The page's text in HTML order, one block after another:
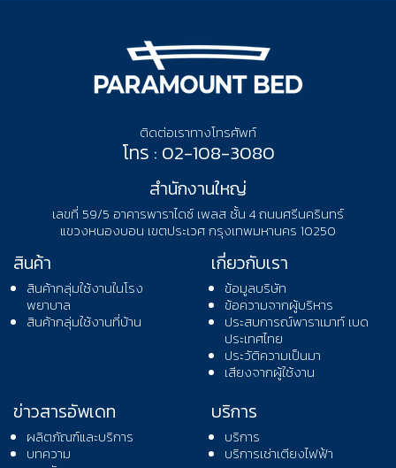
ติดต่อเราทางโทรศัพท์
โทร : 02-108-3080
สำนักงานใหญ่
เลขที่ 59/5 อาคารพาราไดซ์ เพลส ชั้น 4 ถนนศรีนครินทร์
แขวงหนองบอน เขตประเวศ กรุงเทพมหานคร 10250
สินค้า
สินค้ากลุ่มใช้งานในโรง
พยาบาล
สินค้ากลุ่มใช้งานที่บ้าน
เกี่ยวกับเรา
ข้อมูลบริษัท
ข้อความจากผู้บริหาร
ประสบการณ์พาราเมาท์ เบด
ประเทศไทย
ประวัติความเป็นมา
เสียงจากผู้ใช้งาน
ข่าวสารอัพเดท
ผลิตภัณฑ์และบริการ
บทความ
บริการ
บริการ
บริการเช่าเตียงไฟฟ้า